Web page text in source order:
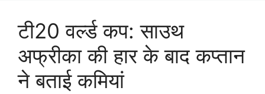
टी20 वर्ल्ड कप: साउथ
अफ्रीका की हार के बाद कप्तान
ने बताई कमियां